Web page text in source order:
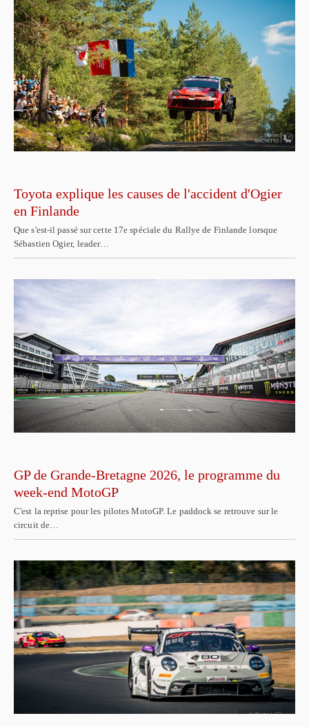
Toyota explique les causes de l'accident d'Ogier
en Finlande
Que s'est-il passé sur cette 17e spéciale du Rallye de Finlande lorsque
Sébastien Ogier, leader…
GP de Grande-Bretagne 2026, le programme du
week-end MotoGP
C'est la reprise pour les pilotes MotoGP. Le paddock se retrouve sur le
circuit de…